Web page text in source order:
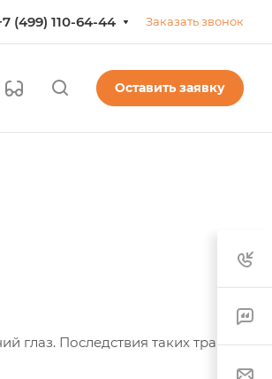
(499) 110-64-44 Заказать звонок
Оставить заявку
глаз. Последствия таких травм